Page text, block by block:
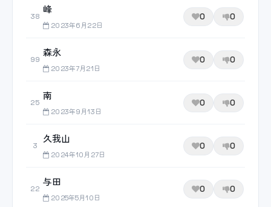
38
峰
2023年6月22日
0 0
99
森永
2023年7月21日
0 0
25
南
2023年9月13日
0 0
3
久我山
2024年10月27日
0 0
22
与田
2025年5月10日
0 0